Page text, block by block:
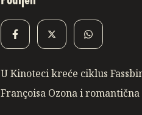
U Kinoteci kreće ciklus
Françoisa Ozona i